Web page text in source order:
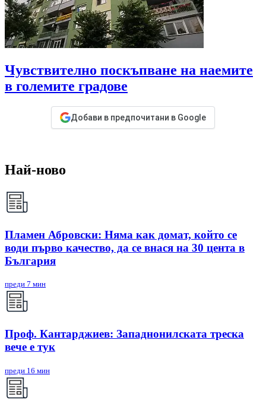
Чувствително поскъпване на наемите
в големите градове
Добави в предпочитани в Google
Най-ново
Пламен Абровски: Няма как домат, който се
води първо качество, да се внася на 30 цента в
България
преди 7 мин
Проф. Кантарджиев: Западнонилската треска
вече е тук
преди 16 мин